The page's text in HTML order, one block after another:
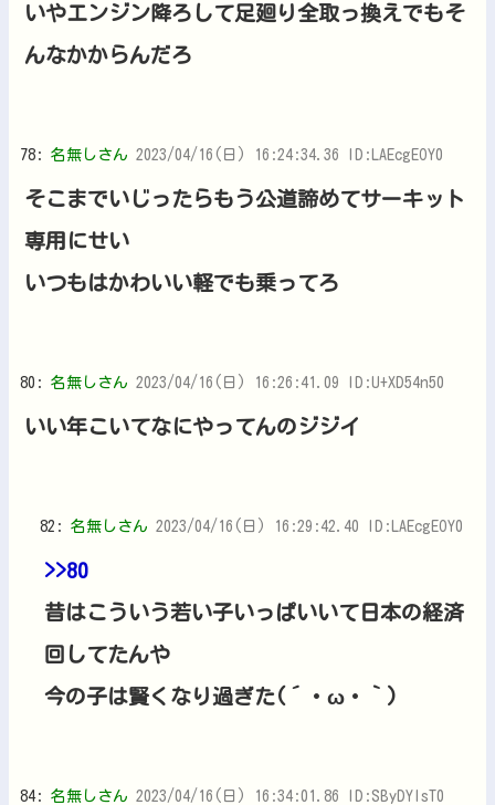
いやエンジン降ろして足廻り全取っ換えでもそ
んなかからんだろ
78: 名無しさん 2023/04/16(日) 16:24:34.36 ID:LAEcgEOY0
そこまでいじったらもう公道諦めてサーキット
専用にせい
いつもはかわいい軽でも乗ってろ
80: 名無しさん 2023/04/16(日) 16:26:41.09 ID:U+XD54n50
いい年こいてなにやってんのジジイ
82: 名無しさん 2023/04/16(日) 16:29:42.40 ID:LAEcgEOY0
>>80
昔はこういう若い子いっぱいいて日本の経済
回してたんや
今の子は賢くなり過ぎた(´・ω・｀)
84: 名無しさん 2023/04/16(日) 16:34:01.86 ID:SByDYlsT0